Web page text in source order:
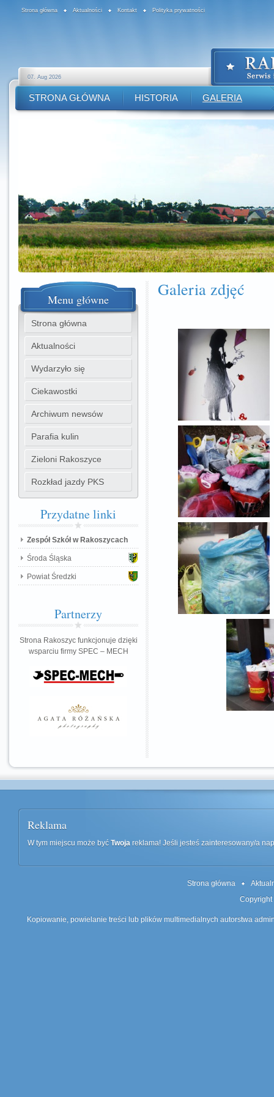
Strona główna Aktualności Kontakt Polityka prywatności
07. Aug 2026
STRONA GŁÓWNA HISTORIA GALERIA
Galeria zdjęć
Menu główne
Strona główna
Aktualności
Wydarzyło się
Ciekawostki
Archiwum newsów
Parafia kulin
Zieloni Rakoszyce
Rozkład jazdy PKS
Przydatnelinki
Zespół Szkół w Rakoszycach
Środa Śląska
Powiat Średzki
Partnerzy
Strona Rakoszyc funkcjonuje dzięki
wsparciu firmy SPEC – MECH
Reklama
W tym miejscu może być Twoja reklama! Jeśli jesteś zainteresowany/a
Strona główna
Kopiowanie, powielanie treści lub plików multimedialnych autorstwa